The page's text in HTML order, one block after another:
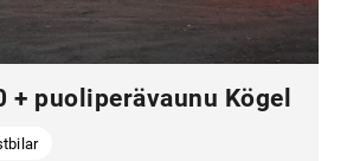
+ puoliperävaunu Kögel